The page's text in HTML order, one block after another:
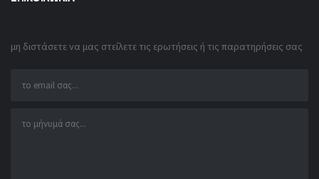
μη διστάσετε να μας στείλετε τις ερωτήσεις ή τις παρατηρήσεις σας